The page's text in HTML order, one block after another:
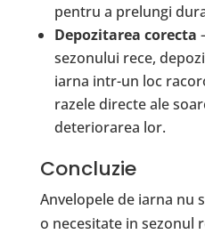
pentru a prelungi
Depozitarea corecta
sezonului rece,
iarna intr-un loc
razele directe ale
deteriorarea lor.
Concluzie
Anvelopele de iarna nu
o necesitate in sezonul